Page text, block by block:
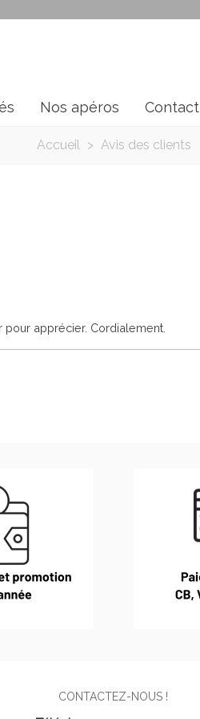
Nos apéros Contact
Accueil > Avis des clients
apprécier. Cordialement.
CONTACTEZ-NOUS !